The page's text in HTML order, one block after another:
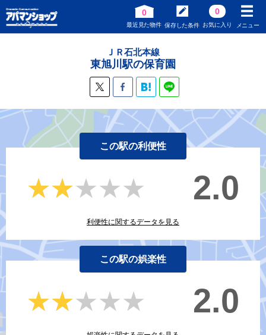
0
最近見た物件 保存した条件
0
お気に入り メニュー
ＪＲ石北本線
東旭川駅の保育園
この駅の利便性
★★★★★
★★★★★ 2.0
利便性に関するデータを見る
この駅の娯楽性
★★★★★
★★★★★ 2.0